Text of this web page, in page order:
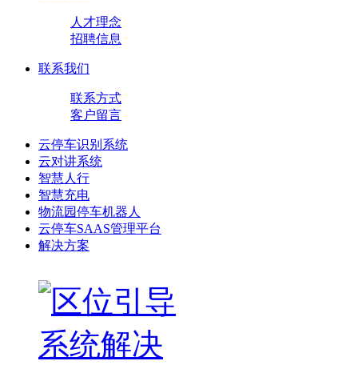
人才理念
招聘信息
联系我们
联系方式
客户留言
云停车识别系统
云对讲系统
智慧人行
智慧充电
物流园停车机器人
云停车SAAS管理平台
解决方案